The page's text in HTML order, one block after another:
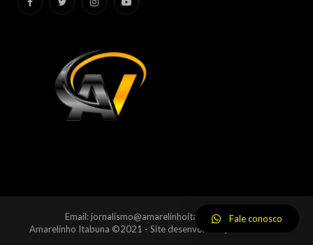
Email: jornalismo@amarelinhoitabuna.com.br
Amarelinho Itabuna ©2021 - Site desenvolvido por
Fale conosco